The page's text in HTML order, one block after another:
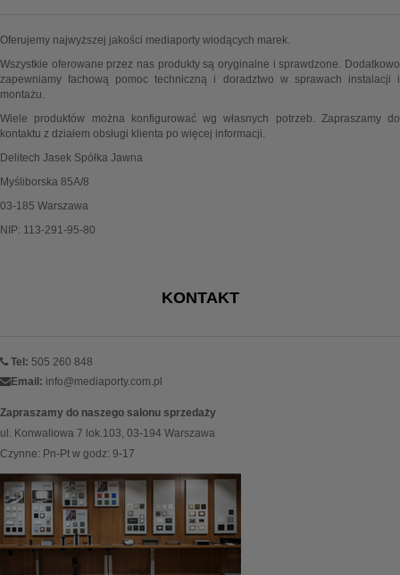
Oferujemy najwyższej jakości mediaporty wiodących marek.
Wszystkie oferowane przez nas produkty są oryginalne i sprawdzone. Dodatkowo
zapewniamy fachową pomoc techniczną i doradztwo w sprawach instalacji i
montażu.
Wiele produktów można konfigurować wg własnych potrzeb. Zapraszamy do
kontaktu z działem obsługi klienta po więcej informacji.
Delitech Jasek Spółka Jawna
Myśliborska 85A/8
03-185 Warszawa
NIP: 113-291-95-80
KONTAKT
Tel: 505 260 848
Email: info@mediaporty.com.pl
Zapraszamy do naszego salonu sprzedaży
ul. Konwaliowa 7 lok.103, 03-194 Warszawa
Czynne: Pn-Pt w godz: 9-17